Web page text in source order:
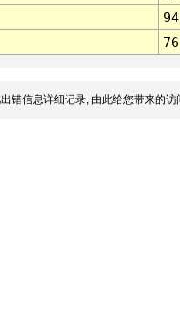
94
76
错信息详细记录, 由此给您带来的访